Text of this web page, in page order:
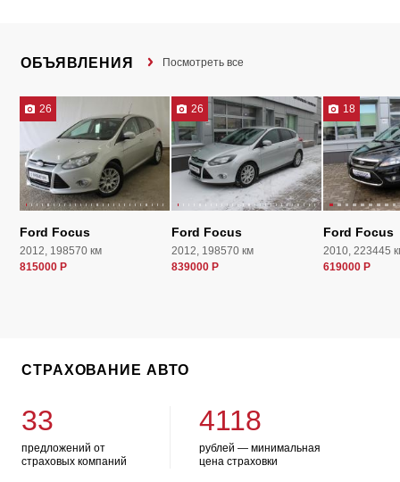
ОБЪЯВЛЕНИЯ Посмотреть все
26
Ford Focus
2012, 198570 км
815000 Р
26
Ford Focus
2012, 198570 км
839000 Р
18
Ford Focus
2010, 223445
619000 Р
СТРАХОВАНИЕ АВТО
33
предложений от
страховых компаний
4118
рублей — минимальная
цена страховки